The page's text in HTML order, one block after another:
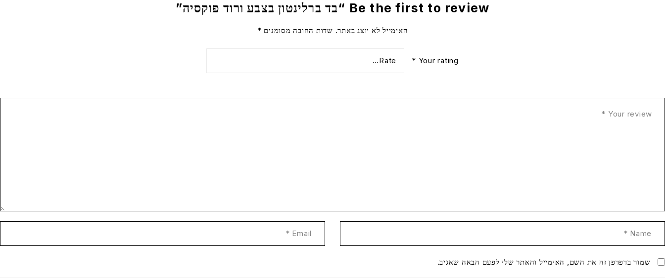
Be the first to review “בד ברלינטון בצבע ורוד פוקסיה”
האימייל לא יוצג באתר. שדות החובה מסומנים *
Your rating
*
שמור בדפדפן זה את השם, האימייל והאתר שלי לפעם הבאה שאגיב.